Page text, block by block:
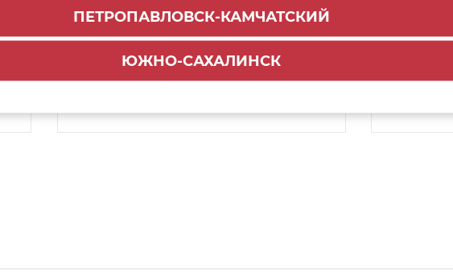
ПЕТРОПАВЛОВСК-КАМЧАТСКИЙ
ЮЖНО-САХАЛИНСК
По городу:1000 руб.
Самовывоз:ул. Мухина 150